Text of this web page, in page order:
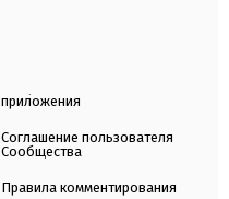
приложения
Соглашение пользователя
Сообщества
Правила комментирования